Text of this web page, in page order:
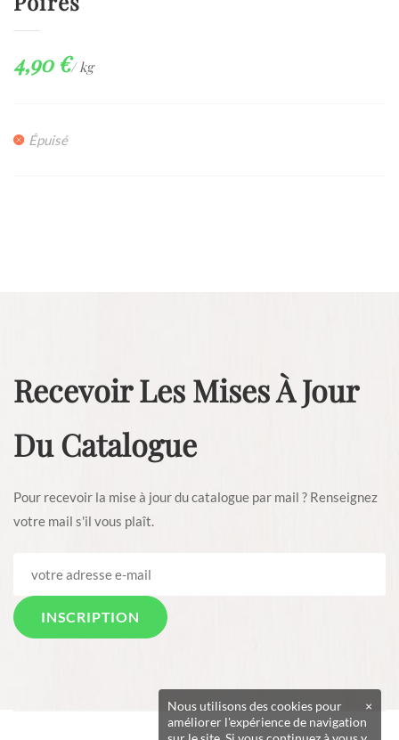
4,90€/ kg
Épuisé
Recevoir Les Mises À Jour
Du Catalogue
Pour recevoir la mise à jour du catalogue par mail ? Renseignez
votre mail s'il vous plaît.
×
Nous utilisons des cookies pour
améliorer l'expérience de navigation